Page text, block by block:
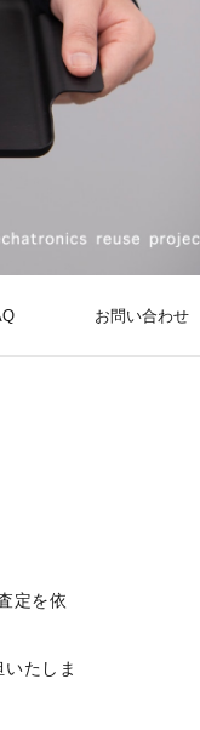
お問い合わせ
定を依
たしま